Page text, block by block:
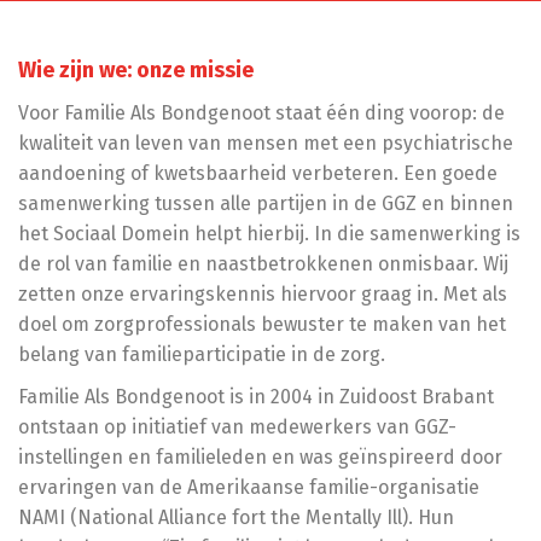
Wie zijn we: onze missie
Voor Familie Als Bondgenoot staat één ding voorop: de
kwaliteit van leven van mensen met een psychiatrische
aandoening of kwetsbaarheid verbeteren. Een goede
samenwerking tussen alle partijen in de GGZ en binnen
het Sociaal Domein helpt hierbij. In die samenwerking is
de rol van familie en naastbetrokkenen onmisbaar. Wij
zetten onze ervaringskennis hiervoor graag in. Met als
doel om zorgprofessionals bewuster te maken van het
belang van familieparticipatie in de zorg.
Familie Als Bondgenoot is in 2004 in Zuidoost Brabant
ontstaan op initiatief van medewerkers van GGZ-
instellingen en familieleden en was geïnspireerd door
ervaringen van de Amerikaanse familie-organisatie
NAMI (National Alliance fort the Mentally Ill). Hun